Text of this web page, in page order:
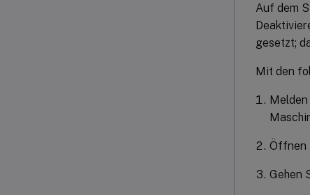
Auf dem
gesetzt;
Mit den
Öffnen
Gehen